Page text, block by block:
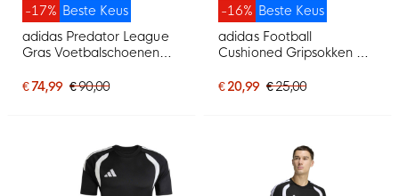
Beste Keus
-17%
adidas Predator League
Gras Voetbalschoenen
€ 74,99 € 90,00
Beste Keus
-16%
adidas Football
Cushioned Gripsokken Wit
€ 20,99 € 25,00